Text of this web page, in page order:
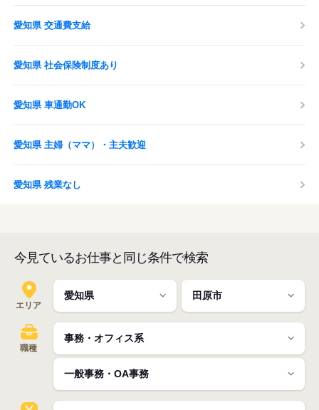
愛知県 交通費支給
愛知県 社会保険制度あり
愛知県 車通勤OK
愛知県 主婦（ママ）・主夫歓迎
愛知県 残業なし
今見ているお仕事と同じ条件で検索
エリア
職種